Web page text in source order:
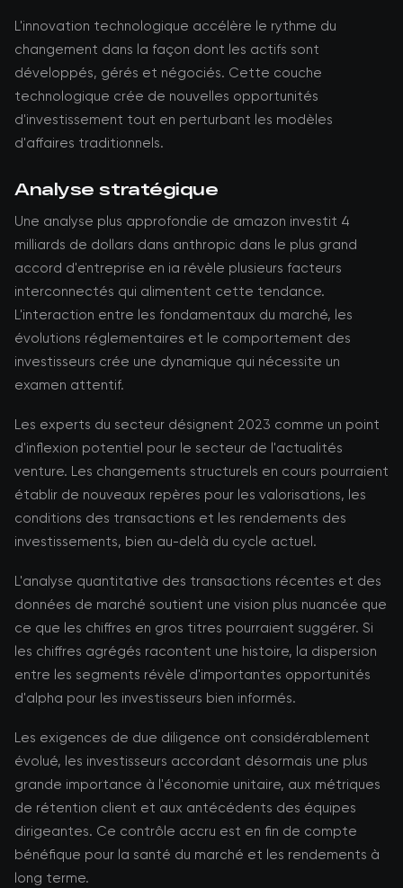
L'innovation technologique accélère le rythme du
changement dans la façon dont les actifs sont
développés, gérés et négociés. Cette couche
technologique crée de nouvelles opportunités
d'investissement tout en perturbant les modèles
d'affaires traditionnels.
Analyse stratégique
Une analyse plus approfondie de amazon investit 4
milliards de dollars dans anthropic dans le plus grand
accord d'entreprise en ia révèle plusieurs facteurs
interconnectés qui alimentent cette tendance.
L'interaction entre les fondamentaux du marché, les
évolutions réglementaires et le comportement des
investisseurs crée une dynamique qui nécessite un
examen attentif.
Les experts du secteur désignent 2023 comme un point
d'inflexion potentiel pour le secteur de l'actualités
venture. Les changements structurels en cours pourraient
établir de nouveaux repères pour les valorisations, les
conditions des transactions et les rendements des
investissements, bien au-delà du cycle actuel.
L'analyse quantitative des transactions récentes et des
données de marché soutient une vision plus nuancée que
ce que les chiffres en gros titres pourraient suggérer. Si
les chiffres agrégés racontent une histoire, la dispersion
entre les segments révèle d'importantes opportunités
d'alpha pour les investisseurs bien informés.
Les exigences de due diligence ont considérablement
évolué, les investisseurs accordant désormais une plus
grande importance à l'économie unitaire, aux métriques
de rétention client et aux antécédents des équipes
dirigeantes. Ce contrôle accru est en fin de compte
bénéfique pour la santé du marché et les rendements à
long terme.